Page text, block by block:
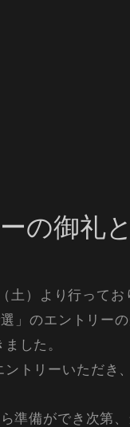
の御礼
土）より行って
」のエントリー
した。
トリーいただき
準備ができ次第